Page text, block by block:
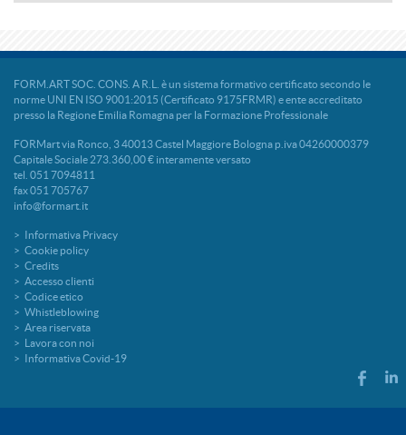
FORM.ART SOC. CONS. A R.L. è un sistema formativo certificato secondo le
norme UNI EN ISO 9001:2015 (Certificato 9175FRMR) e ente accreditato
presso la Regione Emilia Romagna per la Formazione Professionale
FORMart via Ronco, 3 40013 Castel Maggiore Bologna p.iva 04260000379
Capitale Sociale 273.360,00 € interamente versato
tel. 051 7094811
fax 051 705767
info@formart.it
Informativa Privacy
Cookie policy
Credits
Accesso clienti
Codice etico
Whistleblowing
Area riservata
Lavora con noi
Informativa Covid-19